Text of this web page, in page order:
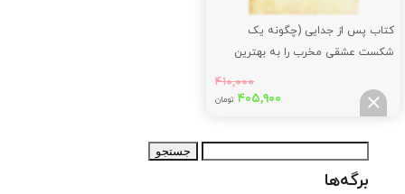
کتاب پس از جدایی (چگونه یک
شکست عشقی مخرب را به بهترین
۴۱۰,۰۰۰
قیمت
تومان
بود.
۴۰۵,۹۰۰ تومانقیمت
تومان.
جستجو
برای:
برگه‌ها